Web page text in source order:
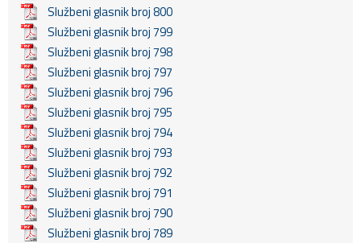
Službeni glasnik broj 800
Službeni glasnik broj 799
Službeni glasnik broj 798
Službeni glasnik broj 797
Službeni glasnik broj 796
Službeni glasnik broj 795
Službeni glasnik broj 794
Službeni glasnik broj 793
Službeni glasnik broj 792
Službeni glasnik broj 791
Službeni glasnik broj 790
Službeni glasnik broj 789